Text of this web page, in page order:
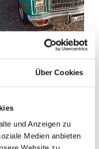
Über Cookies
und Anzeigen zu
Medien anbieten